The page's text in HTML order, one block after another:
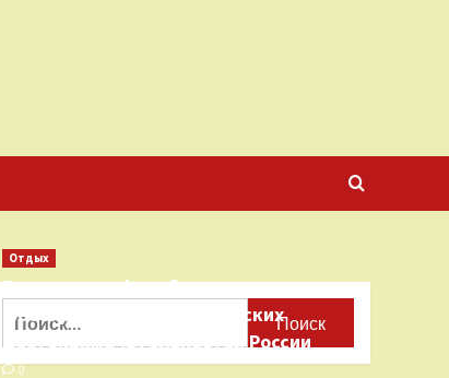
Отдых
Бесплатные фотобанки с
фотографиями туристических
достопримечательностей России
0